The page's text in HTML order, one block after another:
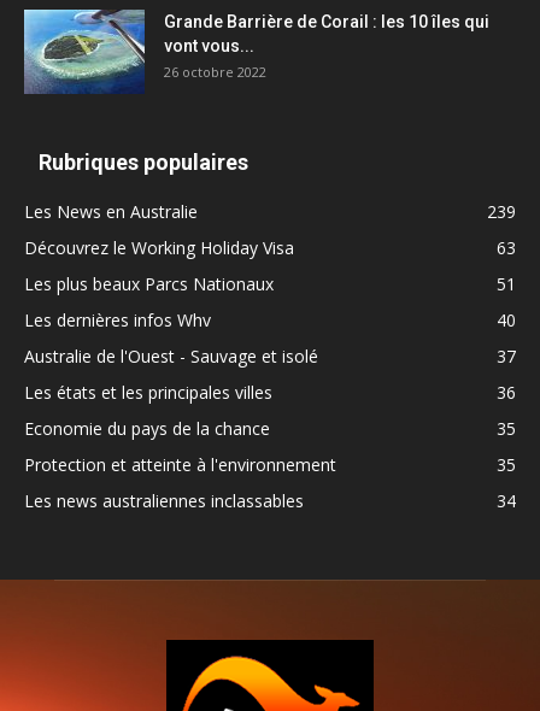
Grande Barrière de Corail : les 10 îles qui
vont vous...
26 octobre 2022
Rubriques populaires
Les News en Australie
239
Découvrez le Working Holiday Visa
63
Les plus beaux Parcs Nationaux
51
Les dernières infos Whv
40
Australie de l'Ouest - Sauvage et isolé
37
Les états et les principales villes
36
Economie du pays de la chance
35
Protection et atteinte à l'environnement
35
Les news australiennes inclassables
34